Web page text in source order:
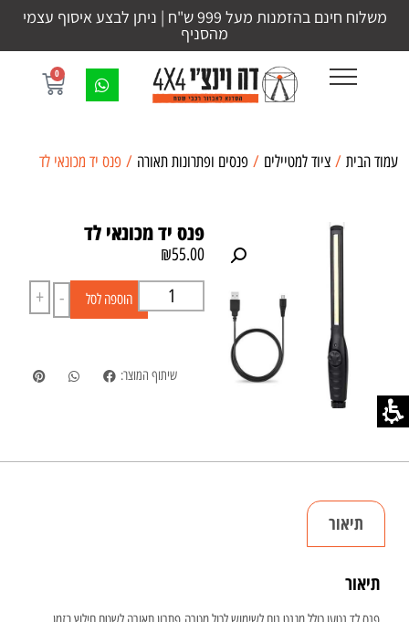
משלוח חינם בהזמנות מעל 999 ש"ח | ניתן לבצע איסוף עצמי
מהסניף
0
עמוד הבית / ציוד למטיילים / פנסים ופתרונות תאורה / פנס יד מכונאי לד
פנס יד מכונאי לד
₪55.00
-
+ הוספה לסל
שיתוף המוצר:
תיאור
תיאור